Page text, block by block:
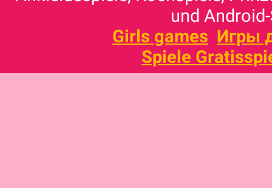
und
Girls games Игры
Spiele